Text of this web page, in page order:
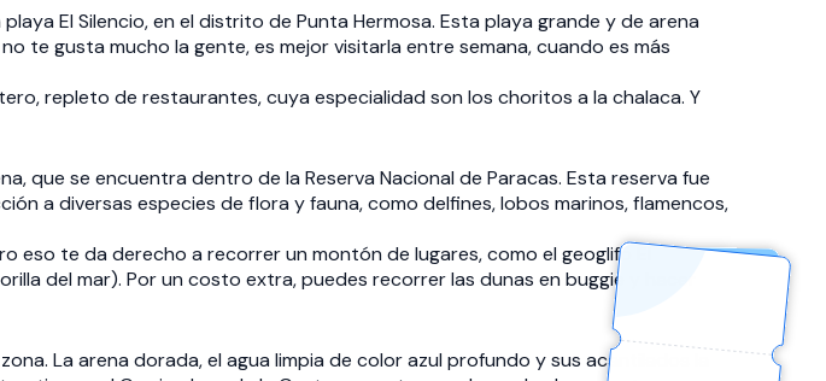
El Silencio, en el distrito de Punta Hermosa. Esta playa grande y de arena
te gusta mucho la gente, es mejor visitarla entre semana, cuando es más
repleto de restaurantes, cuya especialidad son los choritos a la chalaca. Y
que se encuentra dentro de la Reserva Nacional de Paracas. Esta reserva fue
a diversas especies de flora y fauna, como delfines, lobos marinos, flamencos,
eso te da derecho a recorrer un montón de lugares, como el geoglifo El
del mar). Por un costo extra, puedes recorrer las dunas en buggie y hacer
La arena dorada, el agua limpia de color azul profundo y sus acantilados la